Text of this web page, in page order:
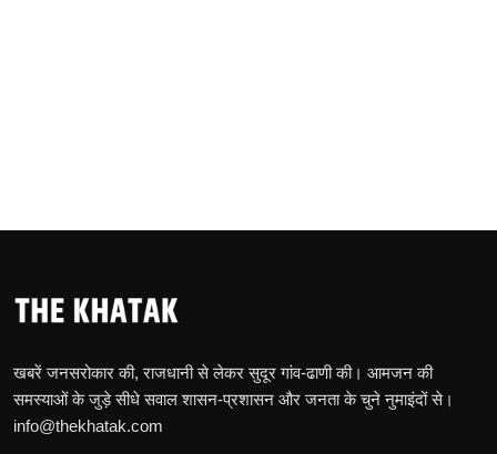
खबरें जनसरोकार की, राजधानी से लेकर सुदूर गांव-ढाणी की। आमजन की
समस्याओं के जुड़े सीधे सवाल शासन-प्रशासन और जनता के चुने नुमाइंदों से।
info@thekhatak.com